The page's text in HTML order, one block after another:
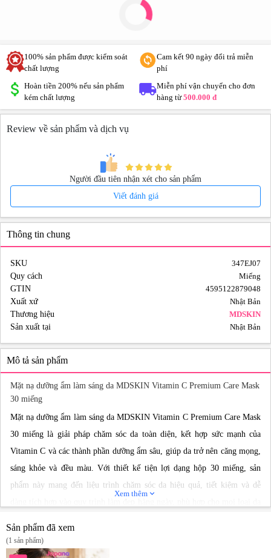
100% sản phẩm được kiểm soát
chất lượng
Cam kết 90 ngày đổi trả miễn
phí
Hoàn tiền 200% nếu sản phẩm
kém chất lượng
Miễn phí vận chuyển cho đơn
hàng từ500.000 đ
Review về sản phẩm và dịch vụ
Người đầu tiên nhận xét cho sản phẩm
Viết đánh giá
Thông tin chung
SKU
347EJ07
Quy cách
Miếng
GTIN
4595122879048
Xuất xứ
Nhật Bản
Thương hiệu
MDSKIN
Sản xuất tại
Nhật Bản
Mô tả sản phẩm
Mặt nạ dưỡng ẩm làm sáng da MDSKIN Vitamin C Premium Care Mask
30 miếng
Mặt nạ dưỡng ẩm làm sáng da MDSKIN Vitamin C Premium Care Mask
30 miếng là giải pháp chăm sóc da toàn diện, kết hợp sức mạnh của
Vitamin C và các thành phần dưỡng ẩm sâu, giúp da trở nên căng mọng,
sáng khỏe và đều màu. Với thiết kế tiện lợi dạng hộp 30 miếng, sản
phẩm này mang đến liệu trình chăm sóc da hiệu quả, tiết kiệm và dễ
Giới thiệu Mặt nạ dưỡng ẩm làm sáng da MDSKIN Vitamin C Premium
Care Mask 30 miếng
Xem thêm expand_more
Sản phẩm đã xem
(1 sản phẩm)